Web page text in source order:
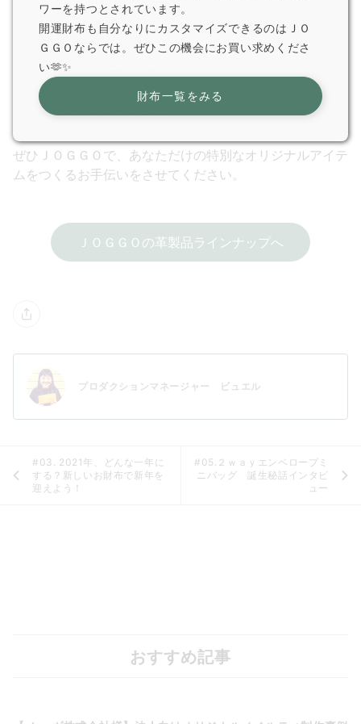
・特別なプレゼントに
・大切な方へのギフトに
・お揃いのペアアイテムに
ぜひＪＯＧＧＯで、あなただけの特別なオリジナルアイテ
ムをつくるお手伝いをさせてください。
ＪＯＧＧＯの革製品ラインナップへ
プロダクションマネージャー ビュエル
#03. 2021年、どんな一年に
する？新しいお財布で新年を
迎えよう！
#05.２ｗａｙエンベロープミ
ニバッグ 誕生秘話インタビ
ュー
おすすめ記事
ワーを持つとされています。
開運財布も自分なりにカスタマイズできるのはＪＯ
ＧＧＯならでは。ぜひこの機会にお買い求めくださ
い🫶✨
財布一覧をみる